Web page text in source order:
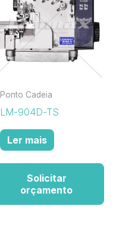
Ponto Cadeia
LM-904D-TS
Ler mais
Solicitar
orçamento